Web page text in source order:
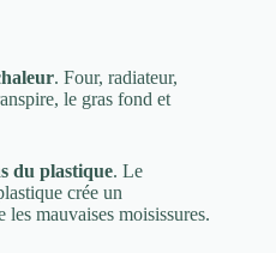
. Four, radiateur,
le gras fond et
du plastique. Le
crée un
mauvaises moisissures.